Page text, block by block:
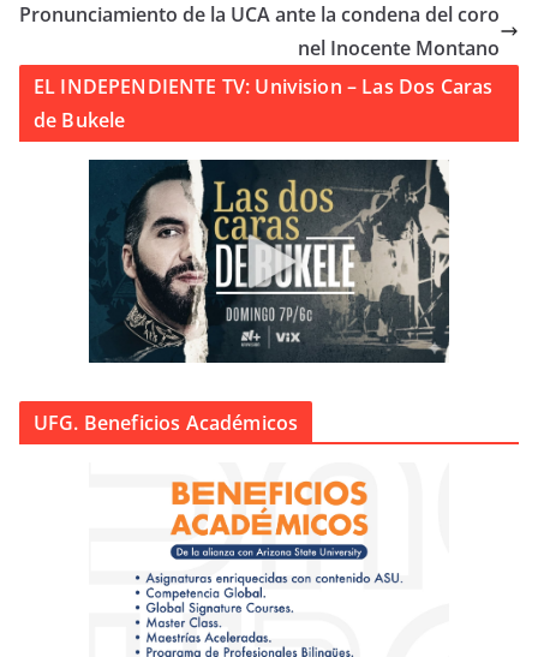
Pronunciamiento de la UCA ante la condena del coro
nel Inocente Montano
EL INDEPENDIENTE TV: Univision – Las Dos Caras
de Bukele
UFG. Beneficios Académicos